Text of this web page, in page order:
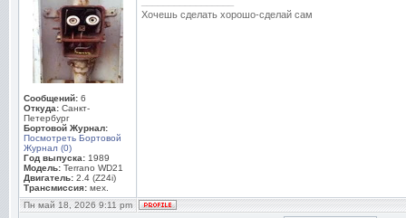
Сообщений: 6
Откуда: Санкт-
Петербург
Бортовой Журнал:
Посмотреть Бортовой
Журнал (0)
Год выпуска: 1989
Модель: Terrano WD21
Двигатель: 2.4 (Z24i)
Трансмиссия: мех.
Хочешь сделать хорошо-сделай сам
Пн май 18, 2026 9:11 pm